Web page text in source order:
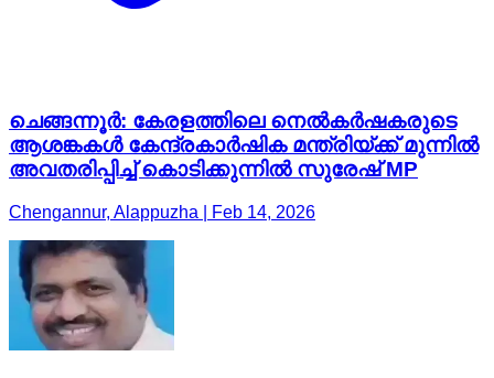
ചെങ്ങന്നൂർ: കേരളത്തിലെ നെൽകർഷകരുടെ
ആശങ്കകൾ കേന്ദ്രകാർഷിക മന്ത്രിയ്ക്ക് മുന്നിൽ
അവതരിപ്പിച്ച് കൊടിക്കുന്നിൽ സുരേഷ് MP
Chengannur, Alappuzha | Feb 14, 2026